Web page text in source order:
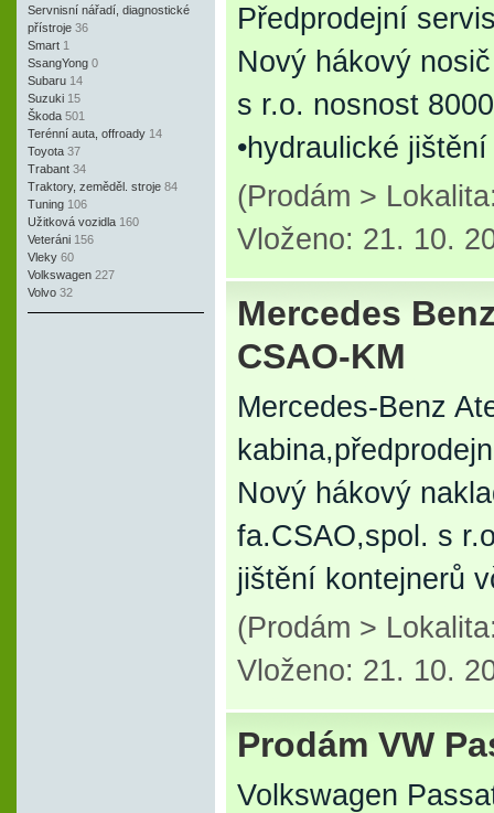
Servnisní nářadí, diagnostické
přístroje 36
Smart 1
SsangYong 0
Subaru 14
Suzuki 15
Škoda 501
Terénní auta, offroady 14
Toyota 37
Trabant 34
Traktory, zeměděl. stroje 84
Tuning 106
Užitková vozidla 160
Veteráni 156
Vleky 60
Volkswagen 227
Volvo 32
Předprodejní
Nový hákový
s r.o. nosnost
•hydraulické
(Prodám >
Vloženo: 21. 10.
Mercedes
CSAO-KM
Mercedes-Benz
Nový hákový
fa.CSAO,spol. s
jištění kontejnerů
(Prodám >
Vloženo: 21. 10.
Prodám VW
Volkswagen